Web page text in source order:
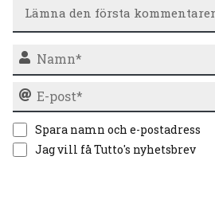
Spara namn och e-postadress
Jag vill få Tutto's nyhetsbrev